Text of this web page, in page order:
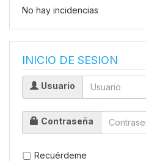
No hay incidencias
INICIO DE SESION
Usuario
Contraseña
Recuérdeme